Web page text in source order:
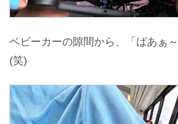
ベビーカーの隙間から、「ばあぁ～
(笑)